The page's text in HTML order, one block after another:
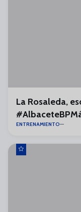
La Rosaleda,
ENTRENAMIENTO